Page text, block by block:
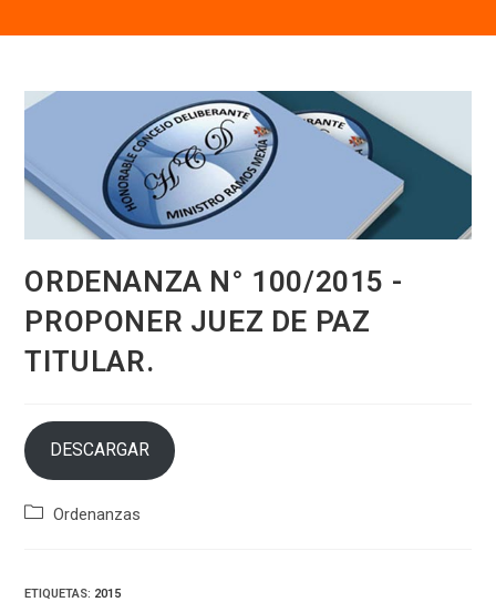
ORDENANZA N° 100/2015 -
PROPONER JUEZ DE PAZ
TITULAR.
DESCARGAR
Categoría
Ordenanzas
ETIQUETAS: 2015